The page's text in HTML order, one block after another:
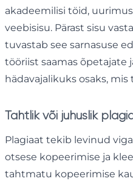
akadeemilisi töid,
veebisisu. Pärast sisu
tuvastab see sarnasuse
tööriist saamas õpetajate
hädavajalikuks osaks,
Tahtlik või juhuslik
Plagiaat tekib levinud
otsese kopeerimise ja
tahtmatu kopeerimise